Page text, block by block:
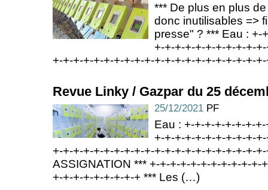
*** De plus en plus
donc inutilisables =>
presse" ? *** Eau : +-
+-+-+-+-+-+-+-+-+-+-
+-+-+-+-+-+-+-+-+-+-+-+-+-+-+-+-+-+-+-+-
Revue Linky / Gazpar du 25
25/12/2021 PF
Eau : +-+-+-+-+-+-+-
+-+-+-+-+-+-+-+-+-+-
+-+-+-+-+-+-+-+-+-+-+-+-+-+-+-+-+-+-+-+-
ASSIGNATION *** +-+-+-+-+-+-+-+-+-+-+-
+-+-+-+-+-+-+-+-+ *** Les (…)